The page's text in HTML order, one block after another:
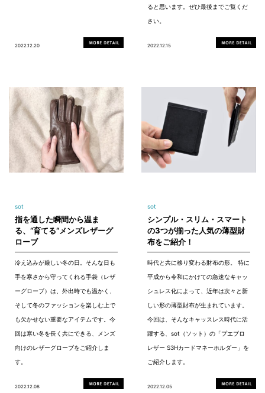
2022.12.20
ると思います。ぜひ最後までご覧くだ
さい。
2022.12.15
sot
指を通した瞬間から温ま
る、“育てる“メンズレザーグ
ローブ
冷え込みが厳しい冬の日。そんな日も
手を寒さから守ってくれる手袋（レザ
ーグローブ）は、外出時でも温かく、
そして冬のファッションを楽しむ上で
も欠かせない重要なアイテムです。今
回は寒い冬を長く共にできる、メンズ
向けのレザーグローブをご紹介しま
す。
2022.12.08
sot
シンプル・スリム・スマート
の3つが揃った人気の薄型財
布をご紹介！
時代と共に移り変わる財布の形。 特に
平成から令和にかけての急速なキャッ
シュレス化によって、近年は次々と新
しい形の薄型財布が生まれています。
今回は、そんなキャッスレス時代に活
躍する、sot（ソット）の「プエブロ
レザー S3Hカードマネーホルダー」を
ご紹介します。
2022.12.05